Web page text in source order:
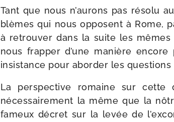
Tant que nous n’au­rons pas réso­lu
blèmes qui nous opposent à Rome,
à retrou­ver dans la suite les mêmes
nous frap­per d’une manière encore
insis­tance pour abor­der les ques­tions
La pers­pec­tive romaine sur cette
néces­sai­re­ment la même que la
fameux décret sur la levée de